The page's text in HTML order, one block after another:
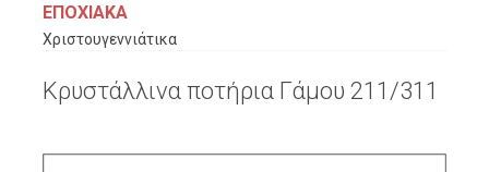
ΕΠΟΧΙΑΚΑ
Χριστουγεννιάτικα
Κρυστάλλινα ποτήρια Γάμου 211/311